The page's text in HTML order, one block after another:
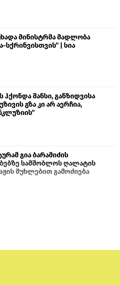
მინისტრმა მადლობა
სქრინვისთვის“ | სია
ჰქონდა შანსი, განზიდვისა
გზა კი არ აერჩია,
გია ბარამიძის
სამშობლოს ღალატის
მუხლებით გამოძიება